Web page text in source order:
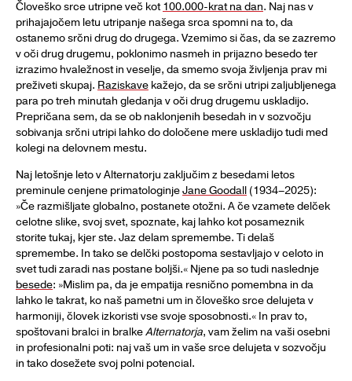
Človeško srce utripne več kot100.000-krat na dan. Naj nas v
prihajajočem letu utripanje našega srca spomni na to, da
ostanemo srčni drug do drugega. Vzemimo si čas, da se zazremo
v oči drug drugemu, poklonimo nasmeh in prijazno besedo ter
izrazimo hvaležnost in veselje, da smemo svoja življenja prav mi
preživeti skupaj. Raziskave kažejo, da se srčni utripi zaljubljenega
para po treh minutah gledanja v oči drug drugemu uskladijo.
Prepričana sem, da se ob naklonjenih besedah in v sozvočju
sobivanja srčni utripi lahko do določene mere uskladijo tudi med
kolegi na delovnem mestu.
Naj letošnje leto v Alternatorju zaključim z besedami letos
preminule cenjene primatologinjeJane Goodall (1934–2025):
»Če razmišljate globalno, postanete otožni. A če vzamete delček
celotne slike, svoj svet, spoznate, kaj lahko kot posameznik
storite tukaj, kjer ste. Jaz delam spremembe. Ti delaš
spremembe. In tako se delčki postopoma sestavljajo v celoto in
svet tudi zaradi nas postane boljši.« Njene pa so tudi naslednje
besede: »Mislim pa, da je empatija resnično pomembna in da
lahko le takrat, ko naš pametni um in človeško srce delujeta v
harmoniji, človek izkoristi vse svoje sposobnosti.« In prav to,
spoštovani bralci in bralkeAlternatorja, vam želim na vaši osebni
in profesionalni poti: naj vaš um in vaše srce delujeta v sozvočju
in tako dosežete svoj polni potencial.